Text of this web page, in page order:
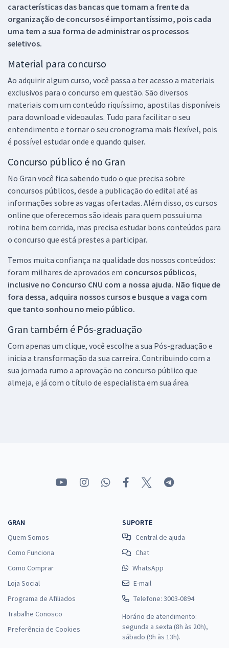
características das bancas que tomam a frente da
organização de concursos é importantíssimo, pois cada
uma tem a sua forma de administrar os processos
seletivos.
Material para concurso
Ao adquirir algum curso, você passa a ter acesso a materiais
exclusivos para o concurso em questão. São diversos
materiais com um conteúdo riquíssimo, apostilas disponíveis
para download e videoaulas. Tudo para facilitar o seu
entendimento e tornar o seu cronograma mais flexível, pois
é possível estudar onde e quando quiser.
Concurso público é no Gran
No Gran você fica sabendo tudo o que precisa sobre
concursos públicos, desde a publicação do edital até as
informações sobre as vagas ofertadas. Além disso, os cursos
online que oferecemos são ideais para quem possui uma
rotina bem corrida, mas precisa estudar bons conteúdos para
o concurso que está prestes a participar.
Temos muita confiança na qualidade dos nossos conteúdos:
foram milhares de aprovados em concursos públicos,
inclusive no Concurso CNU com a nossa ajuda. Não fique de
fora dessa, adquira nossos cursos e busque a vaga com
que tanto sonhou no meio público.
Gran também é Pós-graduação
Com apenas um clique, você escolhe a sua Pós-graduação e
inicia a transformação da sua carreira. Contribuindo com a
sua jornada rumo a aprovação no concurso público que
almeja, e já com o título de especialista em sua área.
GRAN
Quem Somos
Como Funciona
Como Comprar
Loja Social
Programa de Afiliados
Trabalhe Conosco
Preferência de Cookies
SUPORTE
Central de ajuda
Chat
WhatsApp
E-mail
Telefone: 3003-0894
Horário de atendimento:
segunda a sexta (8h às 20h),
sábado (9h às 13h).